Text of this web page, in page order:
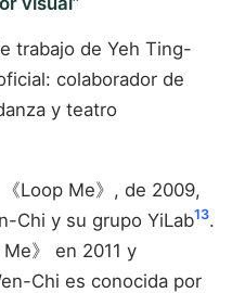
trabajo de Yeh Ting-
colaborador de
y teatro
Loop Me》, de 2009,
Chi y su grupo YiLab13.
》 en 2011 y
Chi es conocida por